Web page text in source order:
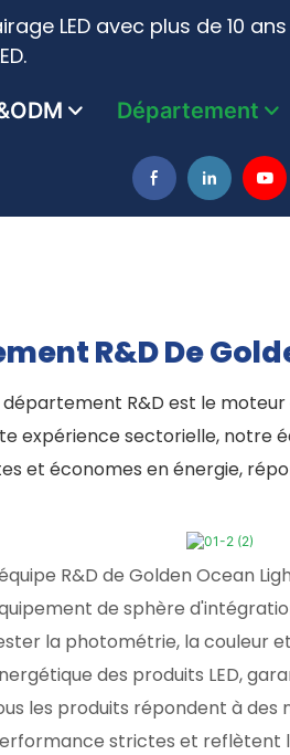
LED avec plus de 10
Département
R&D De
R&D est le
expérience sectorielle, notre
et économes en énergie,
R&D de Golden Ocean
de sphère
la photométrie, la couleur
des produits LED,
les produits répondent à des
strictes et reflètent